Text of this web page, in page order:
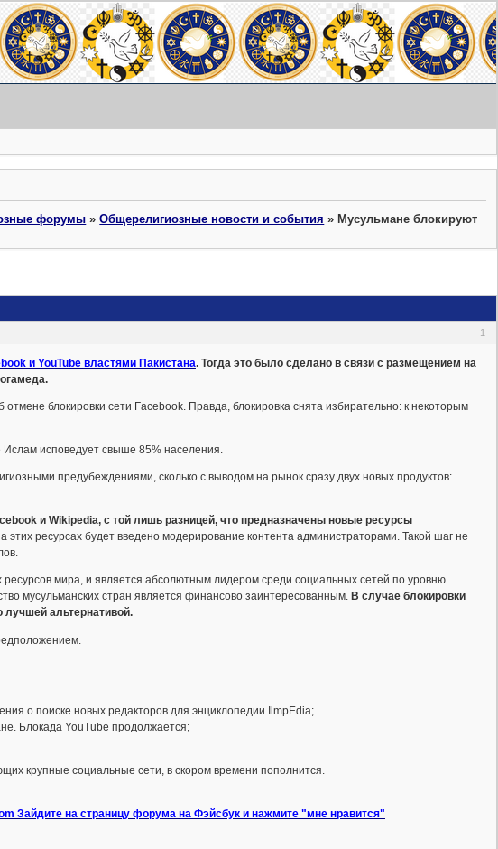
форумы »Общерелигиозные новости и события »Мусульмане блокируют
1
и YouTube властями Пакистана. Тогда это было сделано в связи с размещением на
блокировки сети Facebook. Правда, блокировка снята избирательно: к некоторым
Ислам исповедует свыше 85% населения.
предубеждениями, сколько с выводом на рынок сразу двух новых продуктов:
и Wikipedia, с той лишь разницей, что предназначены новые ресурсы
этих ресурсах будет введено модерирование контента администраторами. Такой шаг не
мира, и является абсолютным лидером среди социальных сетей по уровню
мусульманских стран является финансово заинтересованным. В случае блокировки
лучшей альтернативой.
о поиске новых редакторов для энциклопедии IlmpEdia;
Блокада YouTube продолжается;
крупные социальные сети, в скором времени пополнится.
Зайдите на страницу форума на Фэйсбук и нажмите "мне нравится"